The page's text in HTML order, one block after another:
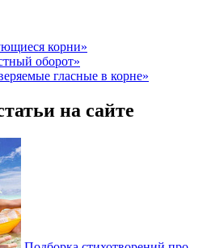
корни»
оборот»
гласные в корне»
на сайте